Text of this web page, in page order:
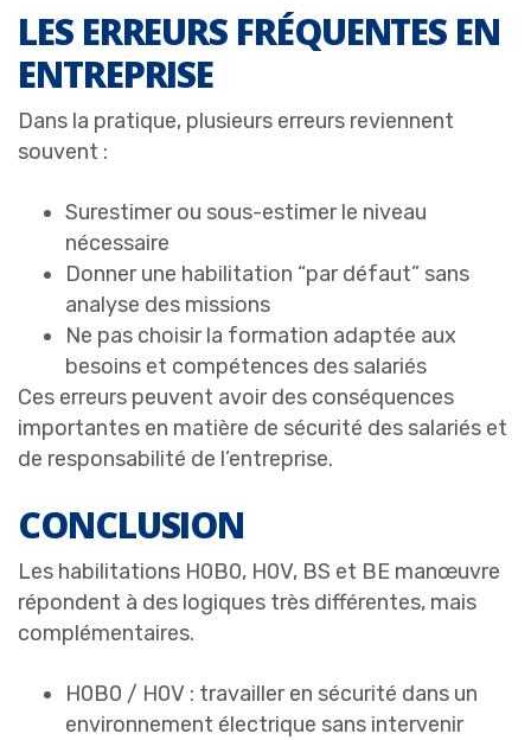
LES ERREURS FRÉQUENTES EN
ENTREPRISE
Dans la pratique, plusieurs erreurs reviennent
souvent :
Surestimer ou sous-estimer le niveau
nécessaire
Donner une habilitation “par défaut” sans
analyse des missions
Ne pas choisir la formation adaptée aux
besoins et compétences des salariés
Ces erreurs peuvent avoir des conséquences
importantes en matière de sécurité des salariés et
de responsabilité de l’entreprise.
CONCLUSION
Les habilitations H0B0, H0V, BS et BE manœuvre
répondent à des logiques très différentes, mais
complémentaires.
H0B0 / H0V : travailler en sécurité dans un
environnement électrique sans intervenir